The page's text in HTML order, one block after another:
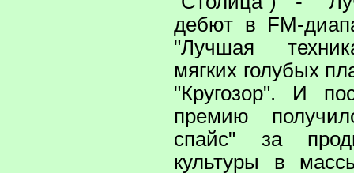
дебют в FM-
"Лучшая
мягких голубых
"Кругозор". И
премию
спайс" за
культуры в